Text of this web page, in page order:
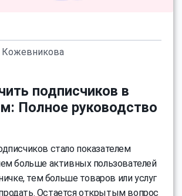
Кожевникова
подписчиков в
Полное руководство
стало показателем
больше активных пользователей
тем больше товаров или услуг
Остается открытым вопрос